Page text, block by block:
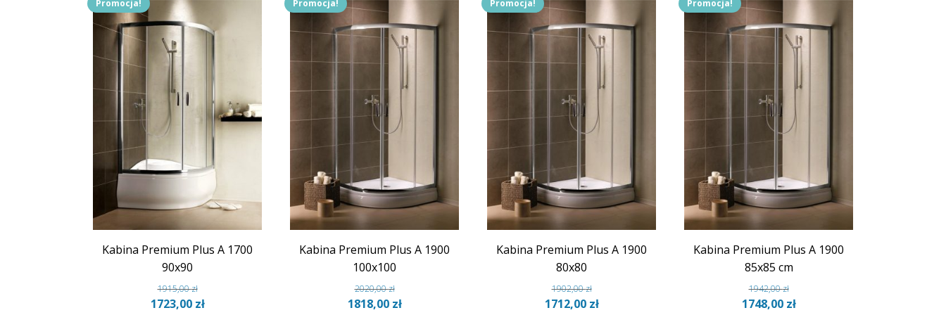
Promocja!
Kabina Premium Plus A 1700
90x90
1915,00zł
Pierwotna
1723,00 złAktualna
Promocja!
Kabina Premium Plus A 1900
100x100
2020,00zł
Pierwotna
1818,00 złAktualna
Promocja!
Kabina Premium Plus A 1900
80x80
1902,00zł
Pierwotna
1712,00 złAktualna
Promocja!
Kabina Premium Plus A 1900
85x85 cm
1942,00zł
Pierwotna
1748,00 złAktualna